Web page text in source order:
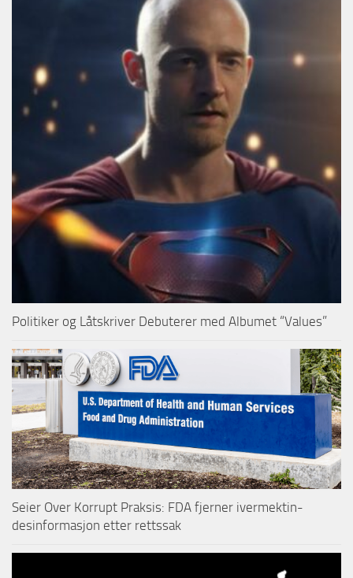
Politiker og Låtskriver Debuterer med Albumet “Values”
Seier Over Korrupt Praksis: FDA fjerner ivermektin-
desinformasjon etter rettssak